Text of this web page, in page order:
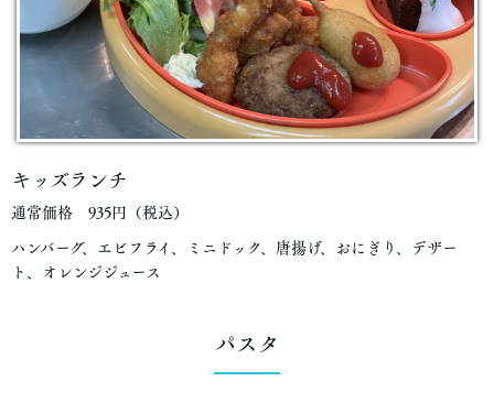
キッズランチ
通常価格 935円（税込）
ハンバーグ、エビフライ、ミニドック、唐揚げ、おにぎり、デザー
ト、オレンジジュース
パスタ